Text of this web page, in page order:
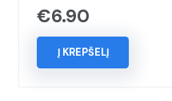
€6.90
Į KREPŠELĮ